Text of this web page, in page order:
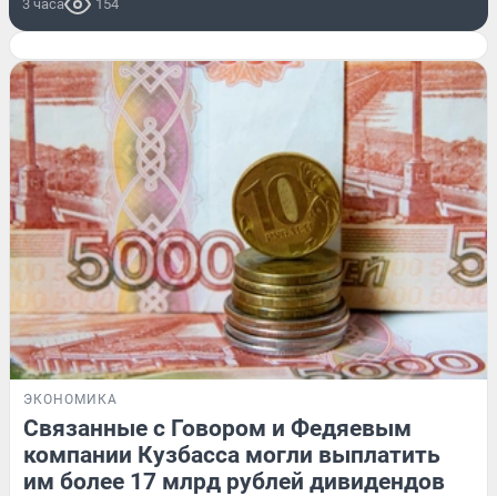
3 часа 154
ЭКОНОМИКА
Связанные с Говором и Федяевым
компании Кузбасса могли выплатить
им более 17 млрд рублей дивидендов